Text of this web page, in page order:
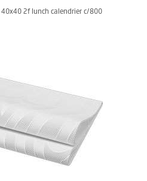
2f lunch calendrier c/800